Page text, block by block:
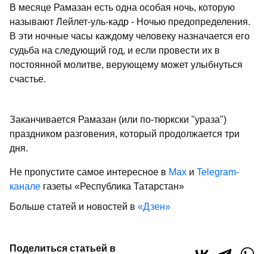
В месяце Рамазан есть одна особая ночь, которую
называют Лейлет-уль-кадр - Ночью предопределения.
В эти ночные часы каждому человеку назначается его
судьба на следующий год, и если провести их в
постоянной молитве, верующему может улыбнуться
счастье.
Заканчивается Рамазан (или по-тюркски "ураза")
праздником разговения, который продолжается три
дня.
Не пропустите самое интересное в Max и Telegram-
канале газеты «Республика Татарстан»
Больше статей и новостей в «Дзен»
Поделиться статьей в